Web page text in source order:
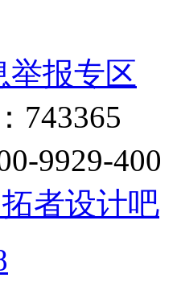
举报专区
743365
9929-400
拓者设计吧